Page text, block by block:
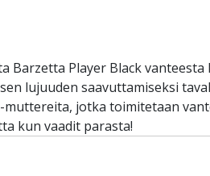
Barzetta Player Black
lujuuden saavuttamiseksi
jotka toimitetaan
kun vaadit parasta!